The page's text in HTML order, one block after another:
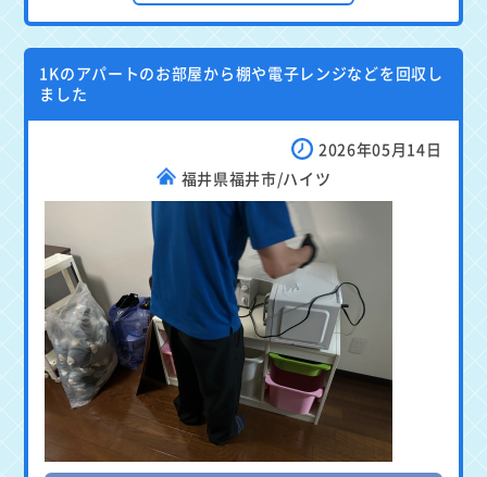
1Kのアパートのお部屋から棚や電子レンジなどを回収し
ました
2026年05月14日
福井県福井市/ハイツ